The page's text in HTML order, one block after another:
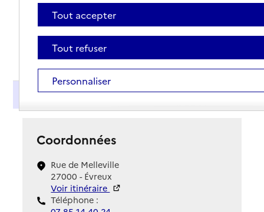
Présentation
Coordonnées
Rue de Melleville
27000 - Évreux
Voir itinéraire
Téléphone :
Tout accepter
Tout refuser
Personnaliser